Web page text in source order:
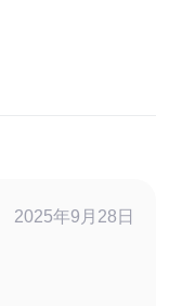
2025年9月28日